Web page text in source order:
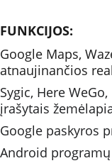
FUNKCIJOS:
Google Maps,
atnaujinančios
Sygic, Here
įrašytais
Google paskyros
Android